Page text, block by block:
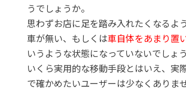
うでしょうか。
思わずお店に足を踏み入れたくなるよ
車が無い、もしくは車自体をあまり置
いうような状態になっていないでしょ
いくら実用的な移動手段とはいえ、実
で確かめたいユーザーは少なくありませ